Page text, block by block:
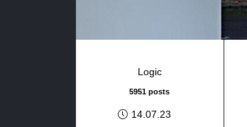
Logic
5951 posts
14.07.23